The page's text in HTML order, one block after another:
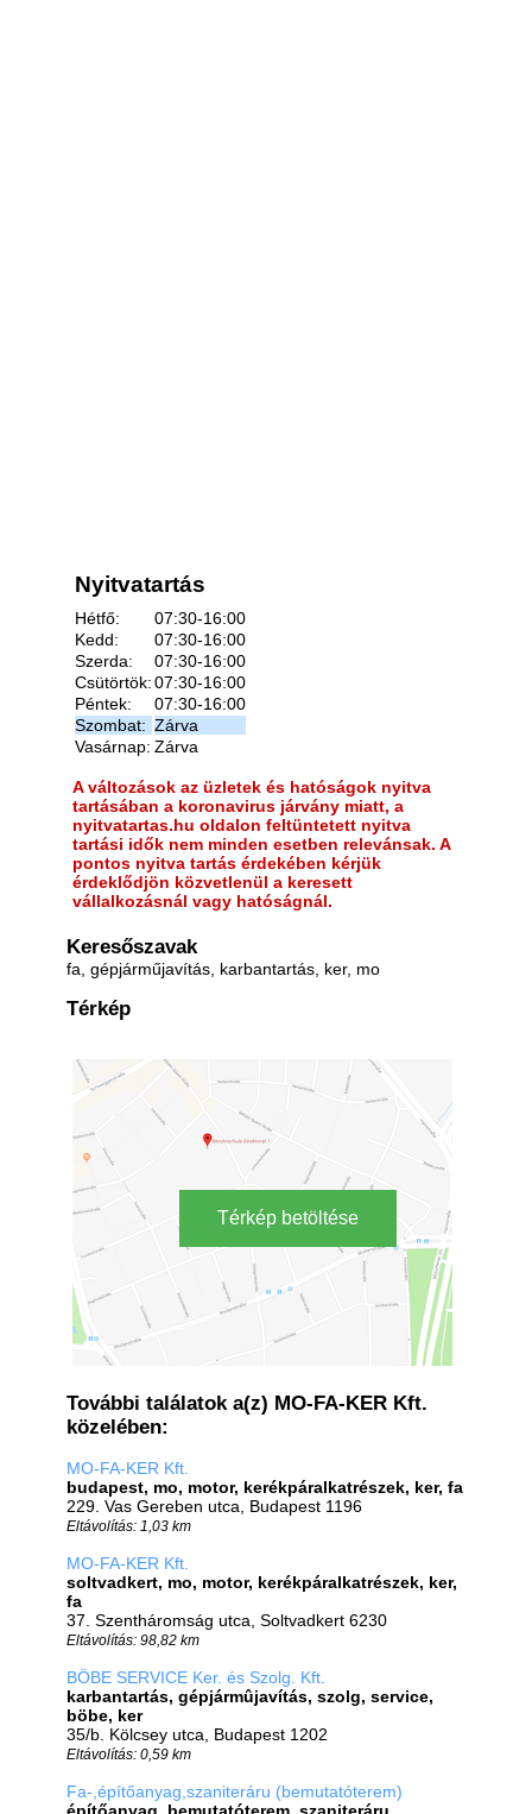
Nyitvatartás
Hétfő:
07:30-16:00
Kedd:
07:30-16:00
Szerda:
07:30-16:00
Csütörtök:07:30-16:00
Péntek:
07:30-16:00
Szombat: Zárva
Vasárnap: Zárva
A változások az üzletek és hatóságok nyitva
tartásában a koronavirus járvány miatt, a
nyitvatartas.hu oldalon feltüntetett nyitva
tartási idők nem minden esetben relevánsak. A
pontos nyitva tartás érdekében kérjük
érdeklődjön közvetlenül a keresett
vállalkozásnál vagy hatóságnál.
Keresőszavak
fa, gépjárműjavítás, karbantartás, ker, mo
Térkép
Térkép betöltése
További találatok a(z) MO-FA-KER Kft.
közelében:
MO-FA-KER Kft.
budapest, mo, motor, kerékpáralkatrészek, ker, fa
229. Vas Gereben utca, Budapest 1196
Eltávolítás: 1,03 km
MO-FA-KER Kft.
soltvadkert, mo, motor, kerékpáralkatrészek, ker,
fa
37. Szentháromság utca, Soltvadkert 6230
Eltávolítás: 98,82 km
BÖBE SERVICE Ker. és Szolg. Kft.
karbantartás, gépjármûjavítás, szolg, service,
böbe, ker
35/b. Kölcsey utca, Budapest 1202
Eltávolítás: 0,59 km
Fa-,építőanyag,szaniteráru (bemutatóterem)